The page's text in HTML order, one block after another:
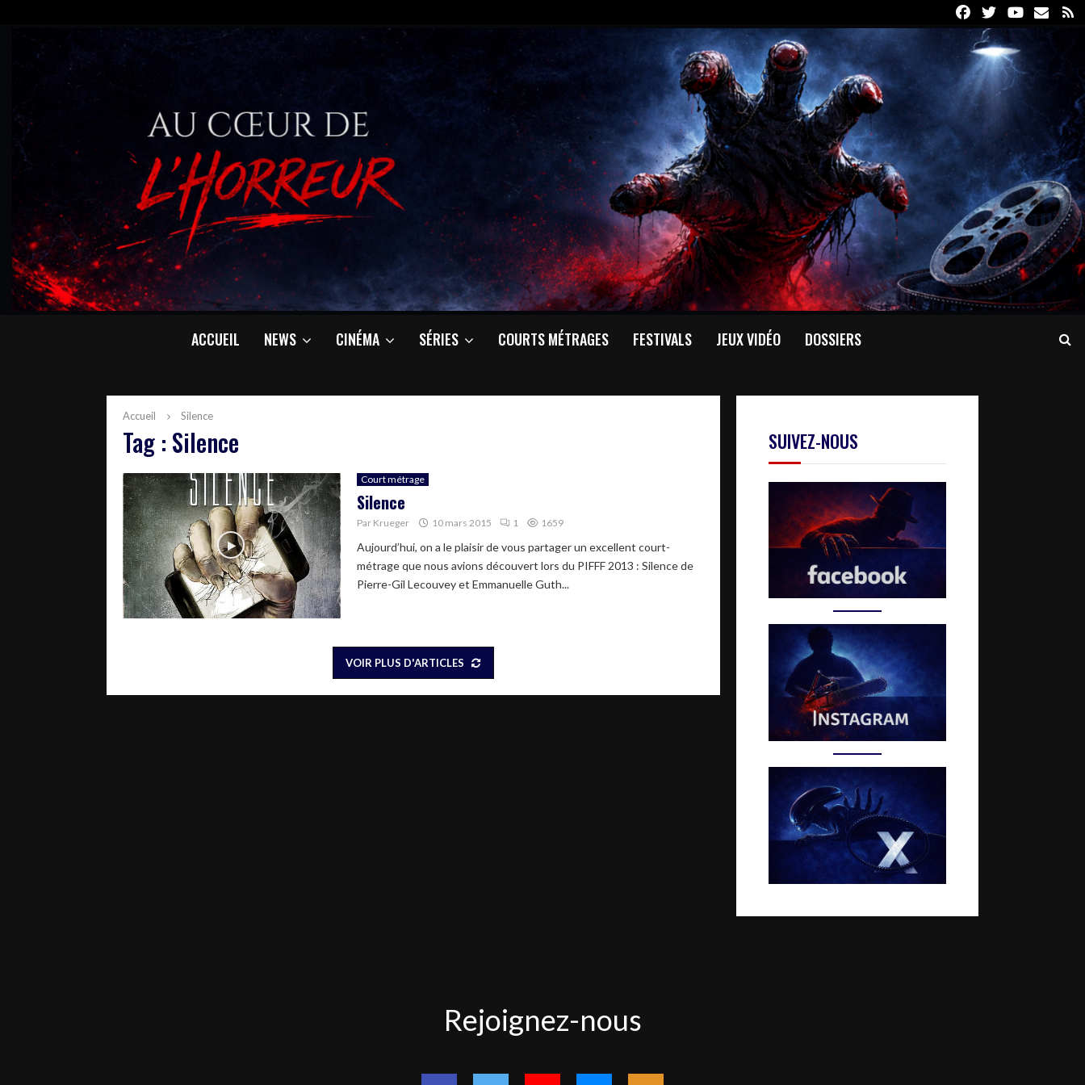
FacebookTwitterYoutube
Email
ACCUEIL NEWS CINÉMA SÉRIES COURTS MÉTRAGES FESTIVALS JEUX VIDÉO DOSSIERS
Accueil Silence
Tag : Silence
Court métrage
Silence
Par Krueger 10 mars 2015 1 1659
Aujourd’hui, on a le plaisir de vous partager un excellent court-
métrage que nous avions découvert lors du PIFFF 2013 : Silence de
Pierre-Gil Lecouvey et Emmanuelle Guth...
VOIR PLUS D'ARTICLES
SUIVEZ-NOUS
nous
Rejoignez-nous